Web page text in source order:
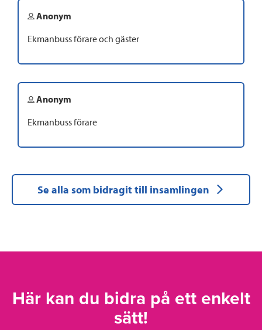
Anonym
Ekmanbuss förare och gäster
Anonym
Ekmanbuss förare
Se alla som bidragit till insamlingen
Här kan du bidra på ett enkelt
sätt!